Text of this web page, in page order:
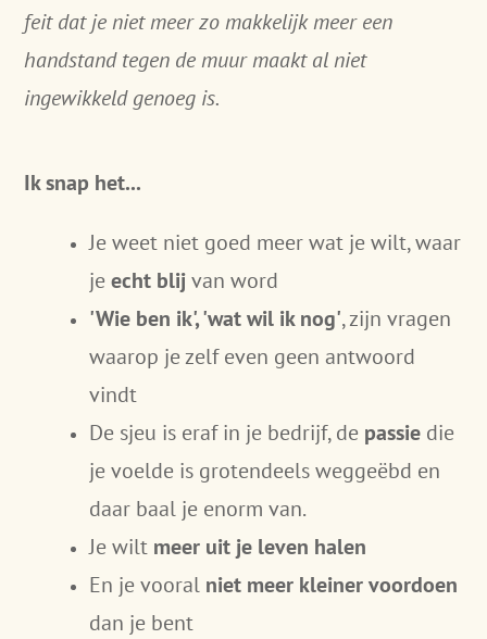
feit dat je niet meer zo makkelijk meer een
handstand tegen de muur maakt al niet
ingewikkeld genoeg is.
Ik snap het...
Je weet niet goed meer wat je wilt, waar
jeecht blijvan word
'Wie ben ik', 'wat wil ik nog', zijn vragen
waarop je zelf even geen antwoord
vindt
De sjeu is eraf in je bedrijf, de passie die
je voelde is grotendeels weggeëbd en
daar baal je enorm van.
Je wilt meer uit je leven halen
En je vooral niet meer kleiner voordoen
dan je bent